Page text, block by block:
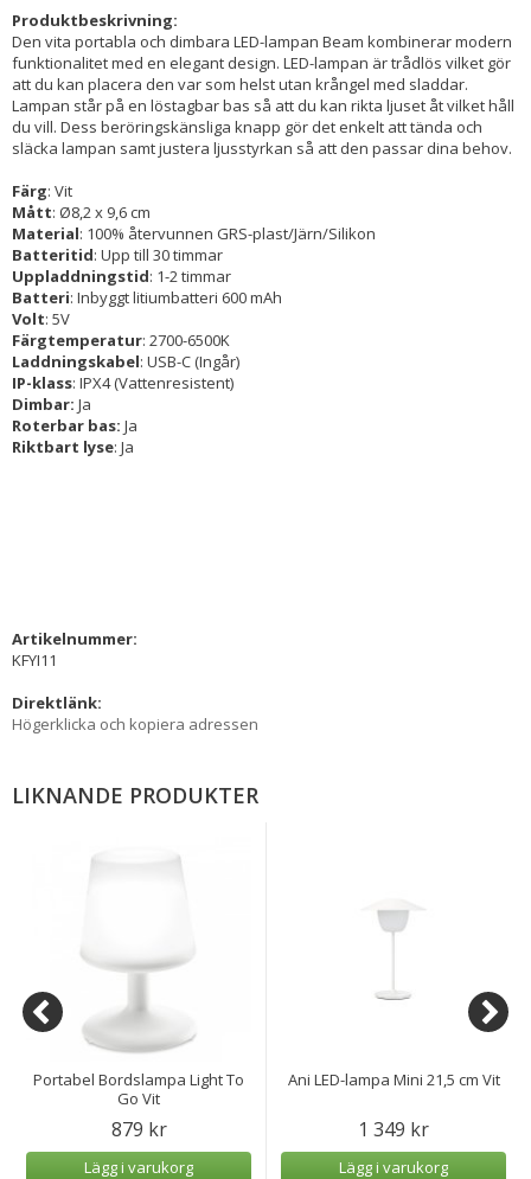
Produktbeskrivning:
Den vita portabla och dimbara LED-lampan Beam kombinerar modern
funktionalitet med en elegant design. LED-lampan är trådlös vilket gör
att du kan placera den var som helst utan krångel med sladdar.
Lampan står på en löstagbar bas så att du kan rikta ljuset åt vilket håll
du vill. Dess beröringskänsliga knapp gör det enkelt att tända och
släcka lampan samt justera ljusstyrkan så att den passar dina behov.
Färg: Vit
Mått: Ø8,2 x 9,6 cm
Material: 100% återvunnen GRS-plast/Järn/Silikon
Batteritid: Upp till 30 timmar
Uppladdningstid: 1-2 timmar
Batteri: Inbyggt litiumbatteri 600 mAh
Volt: 5V
Färgtemperatur: 2700-6500K
Laddningskabel: USB-C (Ingår)
IP-klass: IPX4 (Vattenresistent)
Dimbar: Ja
Roterbar bas: Ja
Riktbart lyse: Ja
Artikelnummer:
KFYI11
Direktlänk:
Högerklicka och kopiera adressen
LIKNANDE PRODUKTER
Portabel Bordslampa Light To
Go Vit
879 kr
Lägg i varukorg
Ani LED-lampa Mini 21,5 cm Vit
1 349 kr
Lägg i varukorg